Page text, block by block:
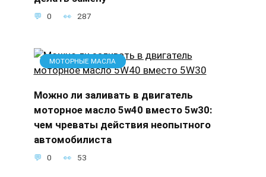
0 287
МОТОРНЫЕ МАСЛА
Можно ли заливать в двигатель
моторное масло 5w40 вместо 5w30:
чем чреваты действия неопытного
автомобилиста
0 53